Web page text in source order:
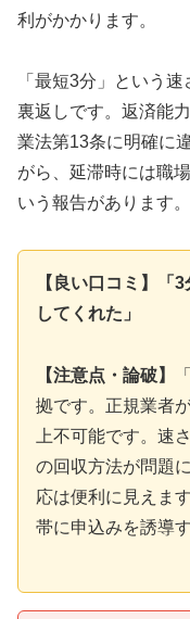
利がかかります。
「最短3分」という
裏返しです。返済能
業法第13条に明確に
がら、延滞時には職
いう報告があります。
【良い口コミ】「
してくれた」
【注意点・論破】
拠です。正規業者
上不可能です。速
の回収方法が問題
応は便利に見えま
帯に申込みを誘導